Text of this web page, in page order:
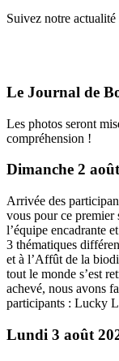
Suivez notre
Le Journal de
Les photos seront
compréhension !
Dimanche 2
Arrivée des
vous pour ce premier
l’équipe encadrante
3 thématiques
et à l’Affût de la
tout le monde s’est
achevé, nous avons
participants : Lucky
Lundi 3 août